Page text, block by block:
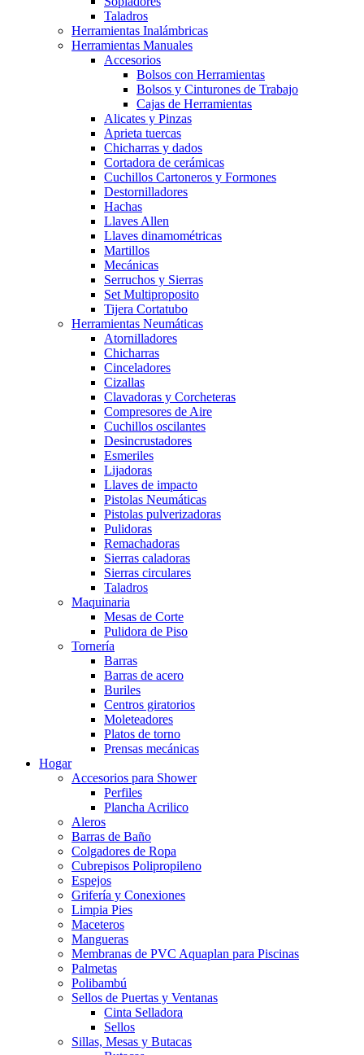
Taladros
Herramientas Inalámbricas
Herramientas Manuales
Accesorios
Bolsos con Herramientas
Bolsos y Cinturones de Trabajo
Cajas de Herramientas
Alicates y Pinzas
Aprieta tuercas
Chicharras y dados
Cortadora de cerámicas
Cuchillos Cartoneros y Formones
Destornilladores
Hachas
Llaves Allen
Llaves dinamométricas
Martillos
Mecánicas
Serruchos y Sierras
Set Multiproposito
Tijera Cortatubo
Herramientas Neumáticas
Atornilladores
Chicharras
Cinceladores
Cizallas
Clavadoras y Corcheteras
Compresores de Aire
Cuchillos oscilantes
Desincrustadores
Esmeriles
Lijadoras
Llaves de impacto
Pistolas Neumáticas
Pistolas pulverizadoras
Pulidoras
Remachadoras
Sierras caladoras
Sierras circulares
Taladros
Maquinaria
Mesas de Corte
Pulidora de Piso
Tornería
Barras
Barras de acero
Buriles
Centros giratorios
Moleteadores
Platos de torno
Prensas mecánicas
Hogar
Accesorios para Shower
Perfiles
Plancha Acrilico
Aleros
Barras de Baño
Colgadores de Ropa
Cubrepisos Polipropileno
Espejos
Grifería y Conexiones
Limpia Pies
Maceteros
Mangueras
Membranas de PVC Aquaplan para Piscinas
Palmetas
Polibambú
Sellos de Puertas y Ventanas
Cinta Selladora
Sellos
Sillas, Mesas y Butacas